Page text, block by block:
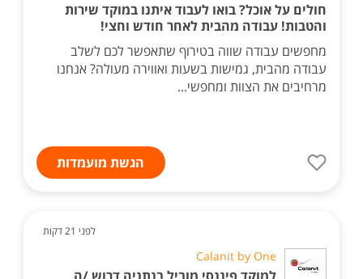
חולים על אוכל? בואו לעבוד איתנו במוקד שירות
והטבות! עבודה מהבית לאחר חודש וחצי!
מחפשים עבודה שווה בטירוף שתאפשר לכם לשלב
עבודה מהבית, גמישות בשעות ואווירה מעולה? אנחנו
מרחיבים את הצוות ומחפשי...
הגשת מועמדות
לפני 21 דקות
Calanit by One